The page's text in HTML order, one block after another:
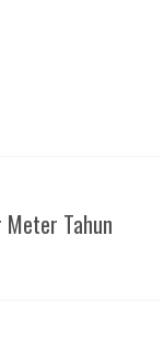
Meter Tahun